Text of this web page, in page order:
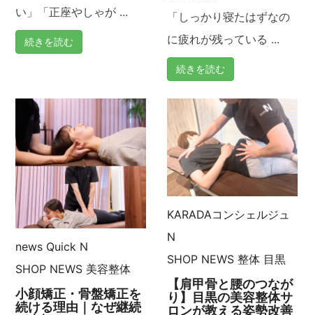
い」「正座やしゃが ...
続きを読む
「しっかり寝たはずなの
に疲れが残っている ...
続きを読む
news Quick N
SHOP NEWS 美容整体
小顔矯正・骨盤矯正を
続ける理由｜なぜ継続
KARADAコンシェルジュ
N
SHOP NEWS 整体 目黒
【肩甲骨と腰のつなが
り】目黒の美容整体サ
ロンが教える姿勢改善